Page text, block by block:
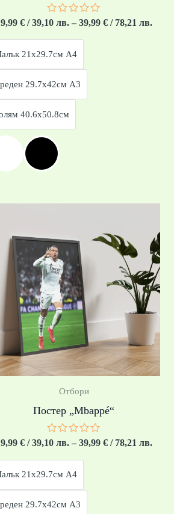
Оценено
0
5
€/ 39,10 лв. – 39,99 €/ 78,21 лв.
21x29.7см А4
29.7x42см А3
40.6x50.8см
Отбори
Постер „Mbappé“
Оценено
0
5
€/ 39,10 лв. – 39,99 €/ 78,21 лв.
/
21x29.7см А4
29.7x42см А3